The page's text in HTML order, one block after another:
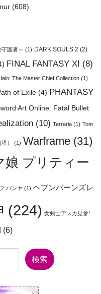
(608)
護者～ (1) DARK SOULS 2 (2)
FINAL FANTASY XI (8)
The Master Chief Collection(1)
of Exile (4) PHANTASY
Art Online: Fatal Bullet
(10) Terraria(1) Tom
） (1) Warframe (31)
娘 プリティー
パンヤ (1) ヘブンバーンズレ
(224) 女剣士アスカ見参!
(6)